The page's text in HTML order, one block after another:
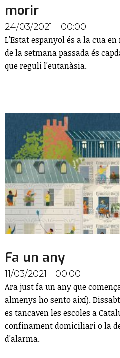
morir
24/03/2021 - 00:00
L'Estat espanyol és a la cua
de la setmana passada és
que reguli l'eutanàsia.
Fa un any
11/03/2021 - 00:00
Ara just fa un any que
almenys ho sento així).
es tancaven les escoles a
confinament domiciliari o la
d'alarma.